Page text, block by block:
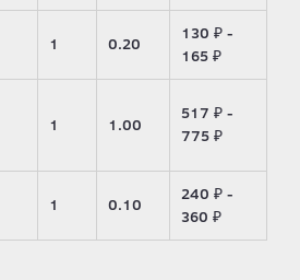
1 0.20
130 ₽ -
165 ₽
1 1.00
517 ₽ -
775 ₽
1 0.10
240 ₽ -
360 ₽